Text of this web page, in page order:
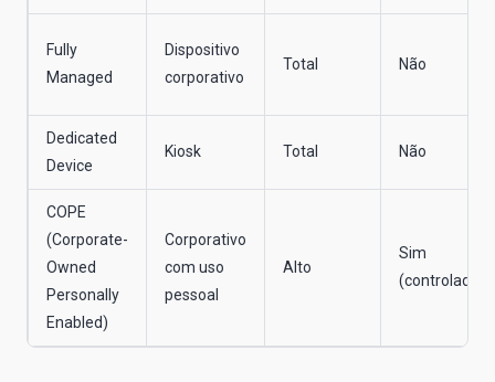
Fully
Managed
Dispositivo
corporativo
Total Não
Dedicated
Device
Kiosk Total Não
COPE
(Corporate-
Owned
Personally
Enabled)
Corporativo
com uso
pessoal
Alto
Sim
(controlado)